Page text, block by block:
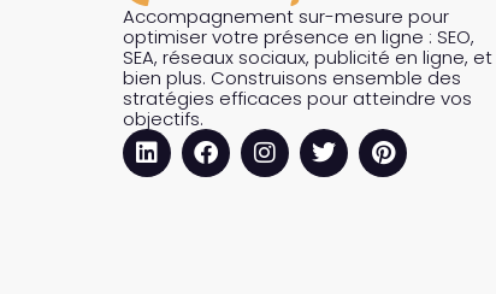
Accompagnement sur-mesure pour
optimiser votre présence en ligne : SEO,
SEA, réseaux sociaux, publicité en ligne, et
bien plus. Construisons ensemble des
stratégies efficaces pour atteindre vos
objectifs.